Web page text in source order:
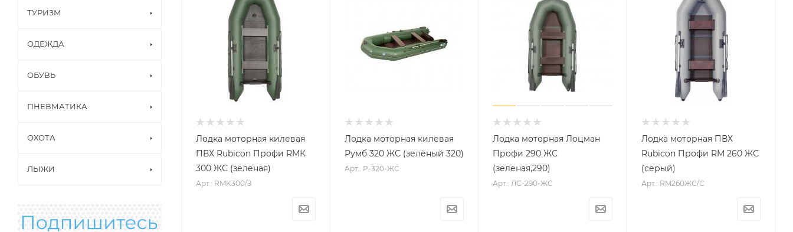
Лодка моторная килевая
ПВХ Rubicon Профи RMК
300 ЖС (зеленая)
Арт.: RMK300/З
Лодка моторная килевая
Румб 320 ЖС (зелёный 320)
Арт.: Р-320-ЖС
Лодка моторная Лоцман
Профи 290 ЖС
(зеленая,290)
Арт.: ЛС-290-ЖС
Лодка моторная ПВХ
Rubicon Профи RM 260 ЖС
(серый)
Арт.: RM260ЖС/С
ТУРИЗМ
ОДЕЖДА
ОБУВЬ
ПНЕВМАТИКА
ОХОТА
ЛЫЖИ